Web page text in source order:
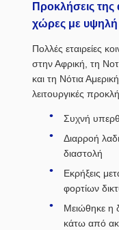
Προκλήσεις της
χώρες με
Πολλές εταιρείες
στην Αφρική, τη
και τη Νότια
λειτουργικές
Συχνή
Διαρροή
διαστολή
Εκρήξεις
φορτίων
Μειώθηκε η
κάτω από